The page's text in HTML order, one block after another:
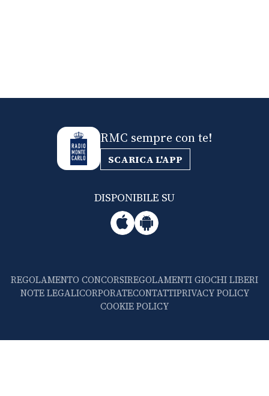
RMC sempre con te!
SCARICA L'APP
DISPONIBILE SU
REGOLAMENTO CONCORSIREGOLAMENTI GIOCHI LIBERI
NOTE LEGALICORPORATECONTATTIPRIVACY POLICY
COOKIE POLICY